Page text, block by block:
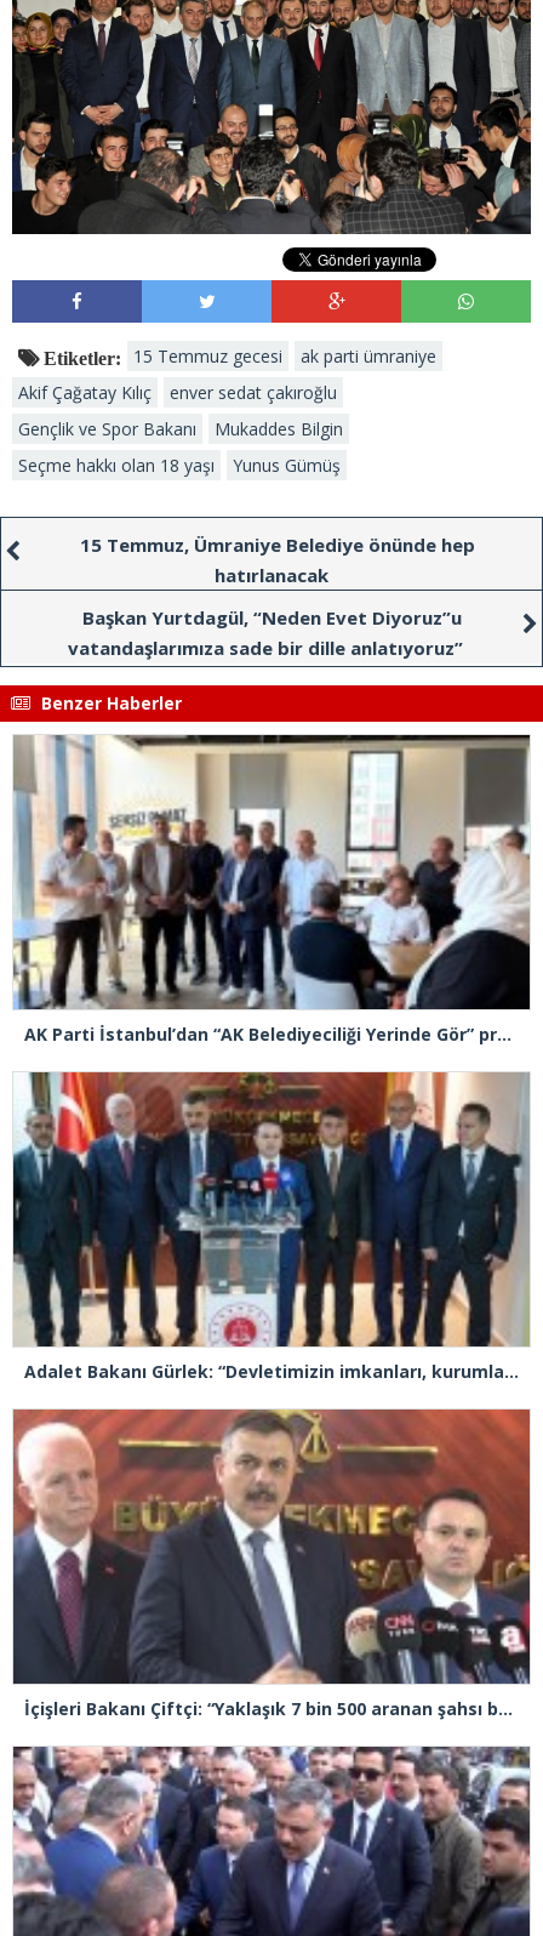
Etiketler: 15 Temmuz gecesi
ak parti ümraniye
Akif Çağatay Kılıç
enver sedat çakıroğlu
Gençlik ve Spor Bakanı
Mukaddes Bilgin
Seçme hakkı olan 18 yaşı
Yunus Gümüş
15 Temmuz, Ümraniye Belediye önünde hep
hatırlanacak
Başkan Yurtdagül, “Neden Evet Diyoruz”u
vatandaşlarımıza sade bir dille anlatıyoruz”
Benzer Haberler
AK Parti İstanbul’dan “AK Belediyeciliği Yerinde Gör” programı
Adalet Bakanı Gürlek: “Devletimizin imkanları, kurumlarımızın tecrübesi ve hukukun kudreti her türlü suç yapılanmasından üstündür”
İçişleri Bakanı Çiftçi: “Yaklaşık 7 bin 500 aranan şahsı bu yılın ilk 7 ayında yakalamış durumdayız”